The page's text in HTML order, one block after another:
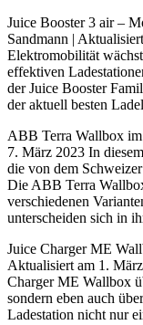
Juice Booster 3 air –
Sandmann |
Elektromobilität
effektiven
der Juice Booster
der aktuell besten
ABB Terra Wallbox im
7. März 2023 In
die von dem
Die ABB Terra
verschiedenen
unterscheiden sich in
Juice Charger ME
Aktualisiert am 1.
Charger ME Wallbox
sondern eben auch
Ladestation nicht nur